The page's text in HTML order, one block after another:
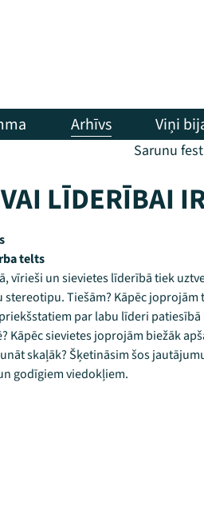
Arhīvs Viņi
Sarunu
LĪDERĪBAI
telts
vīrieši un sievietes līderībā tiek
Tiešām? Kāpēc
par labu līderi
Kāpēc sievietes joprojām biežāk
skaļāk? Šķetināsim šos
godīgiem viedokļiem.